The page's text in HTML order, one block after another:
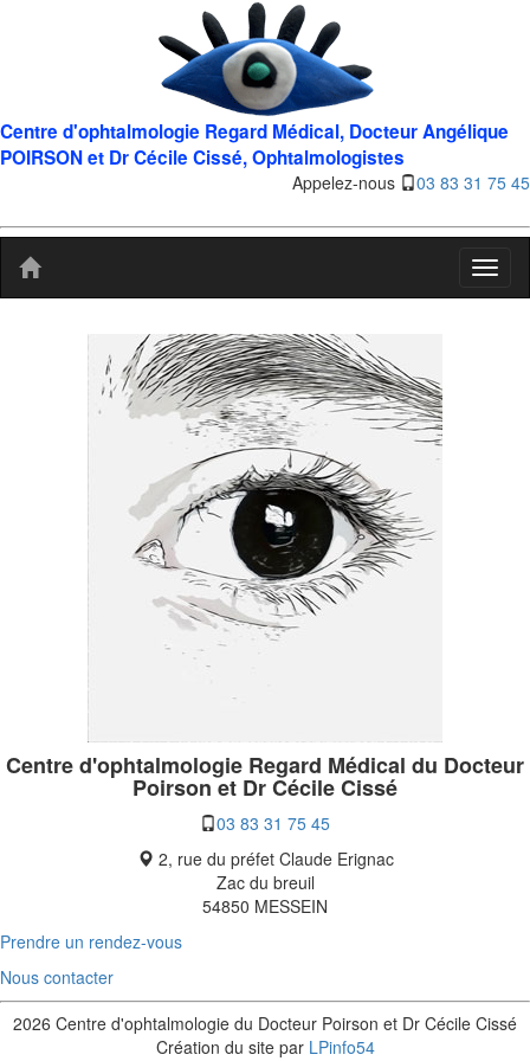
Centre d'ophtalmologie Regard Médical, Docteur Angélique
POIRSON et Dr Cécile Cissé, Ophtalmologistes
Appelez-nous 03 83 31 75 45
Centre d'ophtalmologie Regard Médical du Docteur
Poirson et Dr Cécile Cissé
03 83 31 75 45
2, rue du préfet Claude Erignac
Zac du breuil
54850 MESSEIN
Prendre un rendez-vous
Nous contacter
2026 Centre d'ophtalmologie du Docteur Poirson et Dr Cécile Cissé
Création du site par LPinfo54